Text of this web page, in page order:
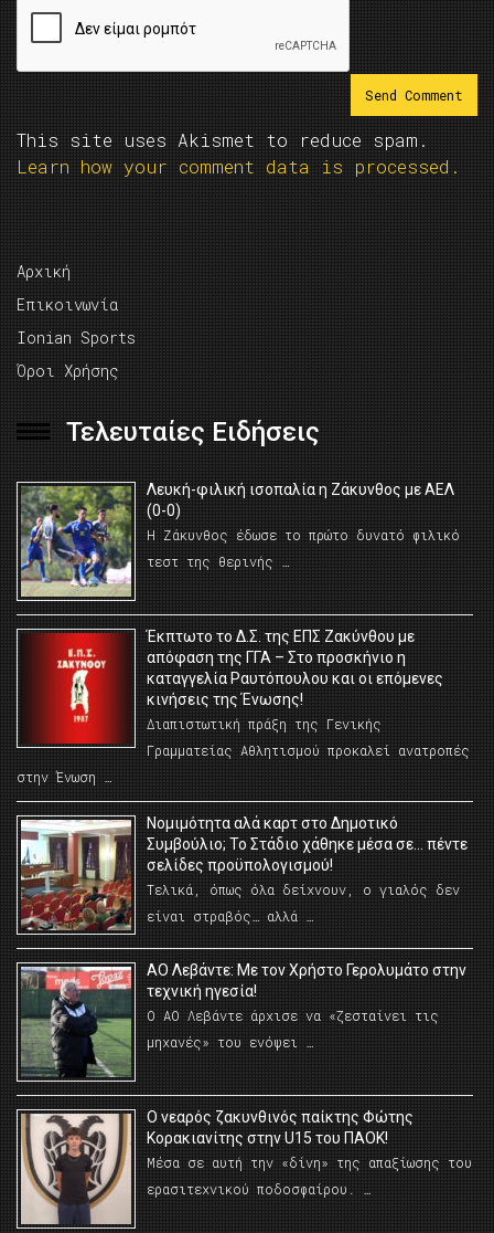
This site uses Akismet to reduce spam.
Learn how your comment data is processed.
Αρχική
Επικοινωνία
Ionian Sports
Όροι Χρήσης
Τελευταίες Ειδήσεις
Λευκή-φιλική ισοπαλία η Ζάκυνθος με ΑΕΛ
(0-0)
Η Ζάκυνθος έδωσε το πρώτο δυνατό φιλικό
τεστ της θερινής …
Έκπτωτο το Δ.Σ. της ΕΠΣ Ζακύνθου με
απόφαση της ΓΓΑ – Στο προσκήνιο η
καταγγελία Ραυτόπουλου και οι επόμενες
κινήσεις της Ένωσης!
Διαπιστωτική πράξη της Γενικής
Γραμματείας Αθλητισμού προκαλεί ανατροπές
στην Ένωση …
Νομιμότητα αλά καρτ στο Δημοτικό
Συμβούλιο; Το Στάδιο χάθηκε μέσα σε… πέντε
σελίδες προϋπολογισμού!
Τελικά, όπως όλα δείχνουν, ο γιαλός δεν
είναι στραβός… αλλά …
ΑΟ Λεβάντε: Με τον Χρήστο Γερολυμάτο στην
τεχνική ηγεσία!
Ο ΑΟ Λεβάντε άρχισε να «ζεσταίνει τις
μηχανές» του ενόψει …
O νεαρός ζακυνθινός παίκτης Φώτης
Κορακιανίτης στην U15 του ΠΑΟΚ!
Μέσα σε αυτή την «δίνη» της απαξίωσης του
ερασιτεχνικού ποδοσφαίρου. …